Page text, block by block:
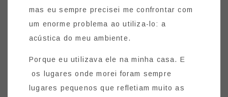
mas eu sempre precisei me confrontar com
um enorme problema ao utiliza-lo: a
acústica do meu ambiente.
Porque eu utilizava ele na minha casa. E
os lugares onde morei foram sempre
lugares pequenos que refletiam muito as